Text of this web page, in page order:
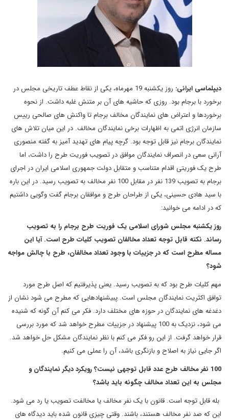
دیپلماسی ایرانی:
روز یکشنبه 19 مهرماه، یکی از نقاط عطف تاریخی مجلس در
برخورد با برجام بود. روزی که حاشیه های آن بر متنش غلبه داشت. از نحوه
برخوردها و اعتراض های نمایندگان مخالف برجام تا واکنش های صالحی رییس
سازمان انرژی اتمی به اظهارات برخی نمایندگان مخالف. در این میان تلاش های
نمایندگان برجام نیز قابل توجه بود. گرچه پیام های تهدید آمیز به گفته منصوری
آرانی سعی در انصراف نمایندگان موافق در تصویب فوریت طرح را داشت، اما
طرح یک فوریتی اقدام متناسب و متقابل دولت جمهوری اسلامی ایران در اجرای
برجام به تصویب 139 نفر در مقابل 100 نفر مخالف به تصویب رسید. در این باره
با سید هادی حسینی، یکی از طراحان طرح و موافقان برجام گفت وگویی داشتیم
که در ادامه می خوانید:
روز یکشنبه مجلس شورای اسلامی یک فوریت طرح برجام را به تصویب
رساند. نکته قابل توجه تعداد مخالفان تصویب کلیات طرح است. آیا این
مساله مطرح است که در جزییات با وجود تعداد مخالفان، طرح با چالش مواجه
شود؟
مهم کلیات طرح بود که به تصویب رسید. یعنی پذیرفتیم که اصل طرح مورد
توافق اکثریت نمایندگان مجلس است. پبیشنهادهایی که مطرح می شود نشان از
دغدغه های نمایندگان در حوزه های مختلف دارد. فکر می کنم آن گونه که شنیده
می شود، نزدیک به 100 پیشنهاد در جزییات مطرح خواهد شد که مورد بررسی
قرار خواهد گرفت. از این رو فکر می کنم با نظر نمایندگان مشکل حل خواهد شد.
اگر جایی نیاز به اصلاح و بازنگری باشد، آن را عملی می کنیم.
100 نفر مخالف طرح عدد قابل توجهی نیست؟ رویکرد دیگر نمایندگان و
مجلس به این تعداد مخالف چگونه باید باشد؟
بله قابل توجه است. قانون با یک نفر مخالف یا مخالفت تصویب یا رد می شود.
این که صد نفر مخالف هستند، باشند. وقتی چیزی قانون شده باید دیدگاه های